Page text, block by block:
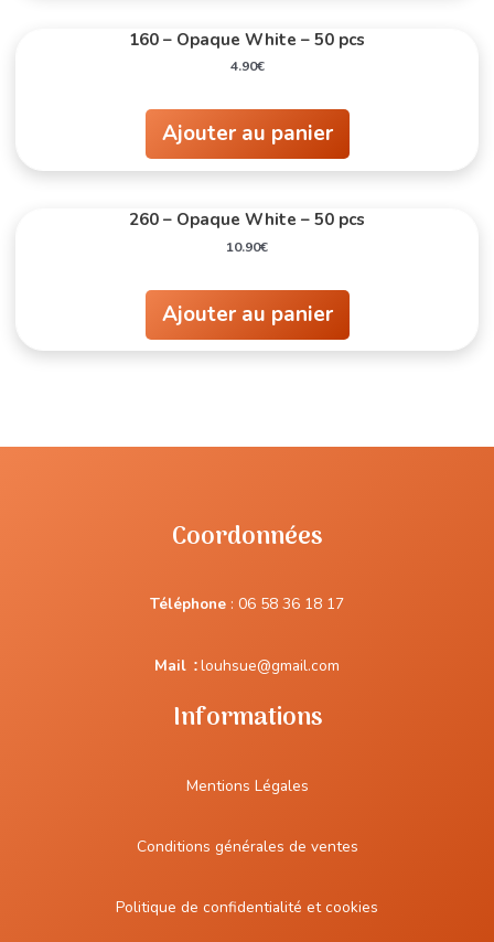
160 – Opaque White – 50 pcs
4.90€
Ajouter au panier
260 – Opaque White – 50 pcs
10.90€
Ajouter au panier
Coordonnées
Téléphone : 06 58 36 18 17
Mail :louhsue@gmail.com
Informations
Mentions Légales
Conditions générales de ventes
Politique de confidentialité et cookies